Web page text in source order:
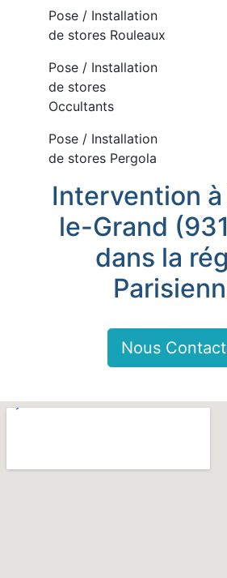
Pose / Installation
de stores Rouleaux
Pose / Installation
de stores
Occultants
Pose / Installation
de stores Pergola
Intervention
le-Grand
dans la
Nous